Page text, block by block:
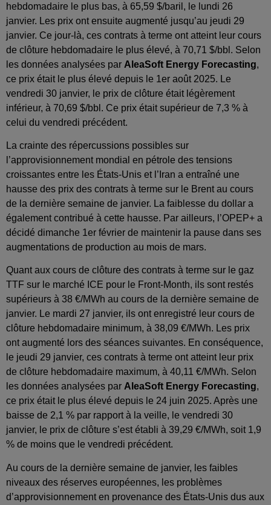
hebdomadaire le plus bas, à 65,59 $/baril, le lundi 26
janvier. Les prix ont ensuite augmenté jusqu’au jeudi 29
janvier. Ce jour-là, ces contrats à terme ont atteint leur cours
de clôture hebdomadaire le plus élevé, à 70,71 $/bbl. Selon
les données analysées par AleaSoft Energy Forecasting,
ce prix était le plus élevé depuis le 1er août 2025. Le
vendredi 30 janvier, le prix de clôture était légèrement
inférieur, à 70,69 $/bbl. Ce prix était supérieur de 7,3 % à
celui du vendredi précédent.
La crainte des répercussions possibles sur
l’approvisionnement mondial en pétrole des tensions
croissantes entre les États-Unis et l’Iran a entraîné une
hausse des prix des contrats à terme sur le Brent au cours
de la dernière semaine de janvier. La faiblesse du dollar a
également contribué à cette hausse. Par ailleurs, l’OPEP+ a
décidé dimanche 1er février de maintenir la pause dans ses
augmentations de production au mois de mars.
Quant aux cours de clôture des contrats à terme sur le gaz
TTF sur le marché ICE pour le Front-Month, ils sont restés
supérieurs à 38 €/MWh au cours de la dernière semaine de
janvier. Le mardi 27 janvier, ils ont enregistré leur cours de
clôture hebdomadaire minimum, à 38,09 €/MWh. Les prix
ont augmenté lors des séances suivantes. En conséquence,
le jeudi 29 janvier, ces contrats à terme ont atteint leur prix
de clôture hebdomadaire maximum, à 40,11 €/MWh. Selon
les données analysées par AleaSoft Energy Forecasting,
ce prix était le plus élevé depuis le 24 juin 2025. Après une
baisse de 2,1 % par rapport à la veille, le vendredi 30
janvier, le prix de clôture s’est établi à 39,29 €/MWh, soit 1,9
% de moins que le vendredi précédent.
Au cours de la dernière semaine de janvier, les faibles
niveaux des réserves européennes, les problèmes
d’approvisionnement en provenance des États-Unis dus aux